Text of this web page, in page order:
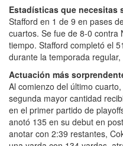
Estadísticas que necesitas
Stafford en 1 de 9 en pases
cuartos. Se fue de 8-0 contra
tiempo. Stafford completó el
durante la temporada
Actuación más
Al comienzo del último
segunda mayor cantidad
en el primer partido de
anotó 135 en su debut en
anotar con 2:39 restantes,